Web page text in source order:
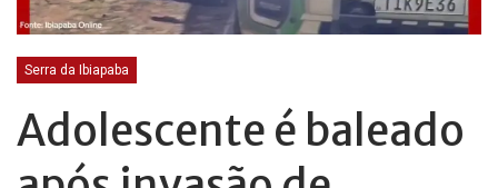
Serra da Ibiapaba
Adolescente é baleado